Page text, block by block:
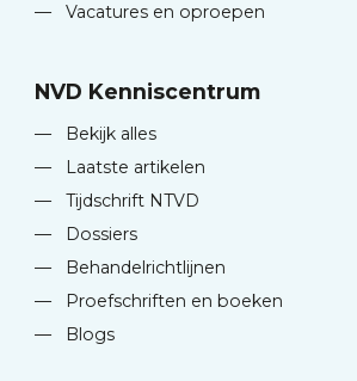
—
Vacatures en oproepen
NVD Kenniscentrum
—
Bekijk alles
—
Laatste artikelen
—
Tijdschrift NTVD
—
Dossiers
—
Behandelrichtlijnen
—
Proefschriften en boeken
—
Blogs